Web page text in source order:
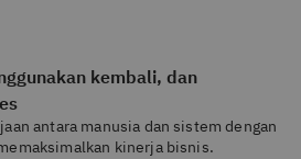
kembali, dan
antara manusia dan sistem dengan
kinerja bisnis.